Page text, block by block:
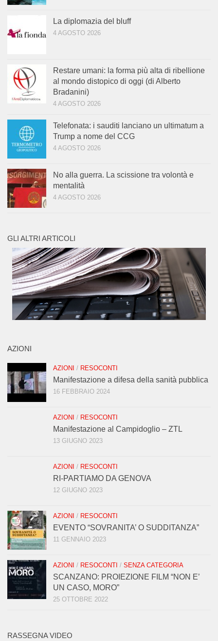
La diplomazia del bluff
4 AGOSTO 2026
Restare umani: la forma più alta di ribellione
al mondo distopico di oggi (di Alberto
Bradanini)
4 AGOSTO 2026
Telefonata: i sauditi lanciano un ultimatum a
Trump a nome del CCG
4 AGOSTO 2026
No alla guerra. La scissione tra volontà e
mentalità
4 AGOSTO 2026
GLI ALTRI ARTICOLI
AZIONI
AZIONI / RESOCONTI
Manifestazione a difesa della sanità pubblica
16 FEBBRAIO 2024
AZIONI / RESOCONTI
Manifestazione al Campidoglio – ZTL
13 GIUGNO 2023
AZIONI / RESOCONTI
RI-PARTIAMO DA GENOVA
12 GIUGNO 2023
AZIONI / RESOCONTI
EVENTO “SOVRANITA’ O SUDDITANZA”
11 GENNAIO 2023
AZIONI / RESOCONTI / SENZA CATEGORIA
SCANZANO: PROIEZIONE FILM “NON E’
UN CASO, MORO”
25 OTTOBRE 2022
RASSEGNA VIDEO